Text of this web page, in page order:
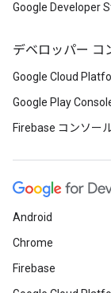
Google Developer
デベロッパー コ
Google Cloud
Google Play
Firebase コンソー
Android
Chrome
Firebase